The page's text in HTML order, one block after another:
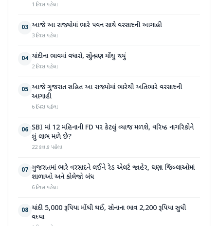
1 દિવસ પહેલા
03 આજે આ રાજ્યોમાં ભારે પવન સાથે વરસાદની આગાહી
3 દિવસ પહેલા
04 ચાંદીના ભાવમાં વધારો, સોનું પણ મોંઘુ થયું
2 દિવસ પહેલા
05 આજે ગુજરાત સહિત આ રાજ્યોમાં ભારેથી અતિભારે વરસાદની
આગાહી
6 દિવસ પહેલા
06 SBI માં 12 મહિનાની FD પર કેટલું વ્યાજ મળશે, વરિષ્ઠ નાગરિકોને
શું લાભ મળે છે?
22 કલાક પહેલા
07 ગુજરાતમાં ભારે વરસાદને લઈને રેડ એલર્ટ જાહેર, ઘણા જિલ્લાઓમાં
શાળાઓ અને કોલેજો બંધ
6 દિવસ પહેલા
08 ચાંદી 5,000 રૂપિયા મોંઘી થઈ, સોનાના ભાવ 2,200 રૂપિયા સુધી
વધ્યા